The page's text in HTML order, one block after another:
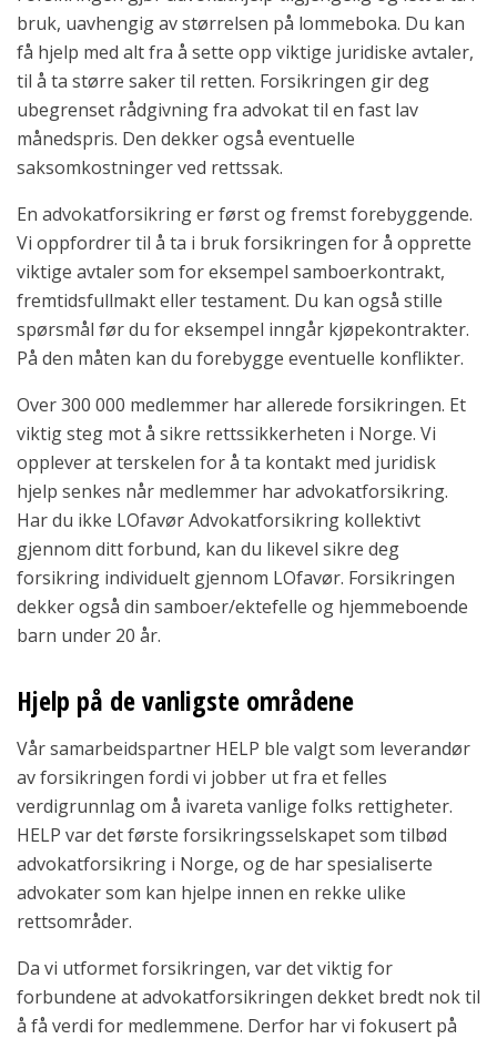
bruk, uavhengig av størrelsen på lommeboka. Du kan
få hjelp med alt fra å sette opp viktige juridiske avtaler,
til å ta større saker til retten. Forsikringen gir deg
ubegrenset rådgivning fra advokat til en fast lav
månedspris. Den dekker også eventuelle
saksomkostninger ved rettssak.
En advokatforsikring er først og fremst forebyggende.
Vi oppfordrer til å ta i bruk forsikringen for å opprette
viktige avtaler som for eksempel samboerkontrakt,
fremtidsfullmakt eller testament. Du kan også stille
spørsmål før du for eksempel inngår kjøpekontrakter.
På den måten kan du forebygge eventuelle konflikter.
Over 300 000 medlemmer har allerede forsikringen. Et
viktig steg mot å sikre rettssikkerheten i Norge. Vi
opplever at terskelen for å ta kontakt med juridisk
hjelp senkes når medlemmer har advokatforsikring.
Har du ikke LOfavør Advokatforsikring kollektivt
gjennom ditt forbund, kan du likevel sikre deg
forsikring individuelt gjennom LOfavør. Forsikringen
dekker også din samboer/ektefelle og hjemmeboende
barn under 20 år.
Hjelp på de vanligste områdene
Vår samarbeidspartner HELP ble valgt som leverandør
av forsikringen fordi vi jobber ut fra et felles
verdigrunnlag om å ivareta vanlige folks rettigheter.
HELP var det første forsikringsselskapet som tilbød
advokatforsikring i Norge, og de har spesialiserte
advokater som kan hjelpe innen en rekke ulike
rettsområder.
Da vi utformet forsikringen, var det viktig for
forbundene at advokatforsikringen dekket bredt nok til
å få verdi for medlemmene. Derfor har vi fokusert på